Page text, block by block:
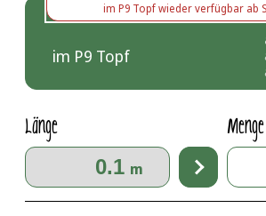
im P9 Topfwieder verfügbar ab
im P9 Topf
Länge
m
Menge